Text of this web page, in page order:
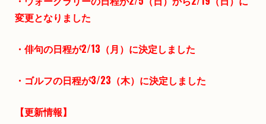
変更となりました
・俳句の日程が2/13（月）に決定しました
・ゴルフの日程が3/23（木）に決定しました
【更新情報】